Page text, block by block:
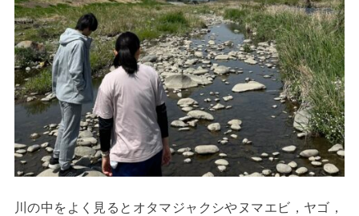
川の中をよく見るとオタマジャクシやヌマエビ，ヤゴ，